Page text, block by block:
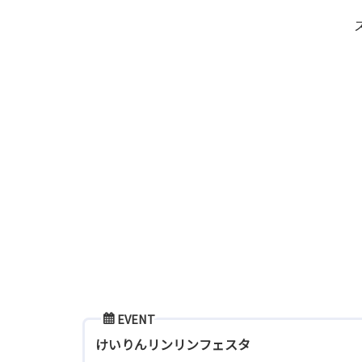
EVENT
けいりんリンリンフェスタ